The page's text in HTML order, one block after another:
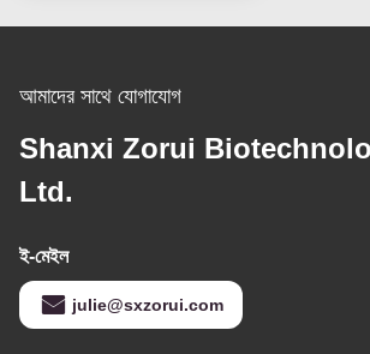
আমাদের সাথে যোগাযোগ
Shanxi Zorui
Ltd.
ই-মেইল
julie@sxzorui.com